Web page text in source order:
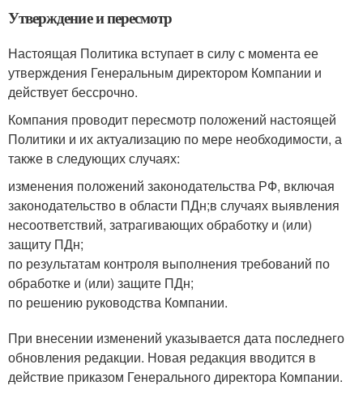
Утверждение и пересмотр
Настоящая Политика вступает в силу с момента ее
утверждения Генеральным директором Компании и
действует бессрочно.
Компания проводит пересмотр положений настоящей
Политики и их актуализацию по мере необходимости, а
также в следующих случаях:
изменения положений законодательства РФ, включая
законодательство в области ПДн;в случаях выявления
несоответствий, затрагивающих обработку и (или)
защиту ПДн;
по результатам контроля выполнения требований по
обработке и (или) защите ПДн;
по решению руководства Компании.
При внесении изменений указывается дата последнего
обновления редакции. Новая редакция вводится в
действие приказом Генерального директора Компании.